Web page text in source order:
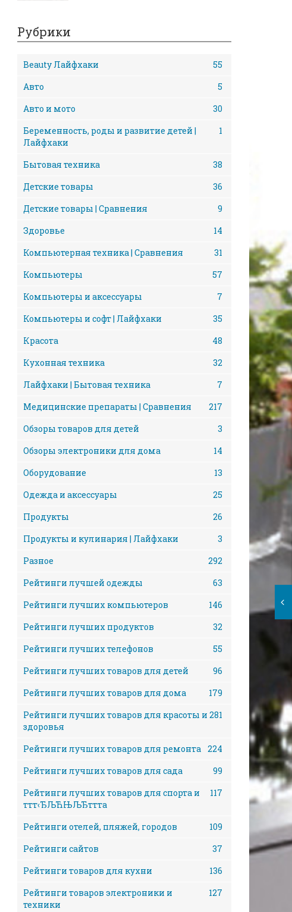
Рубрики
Beauty Лайфхаки
55
Авто
5
Авто и мото
30
Беременность, роды и развитие детей |
Лайфхаки
1
Бытовая техника
38
Детские товары
36
Детские товары | Сравнения
9
Здоровье
14
Компьютерная техника | Сравнения
31
Компьютеры
57
Компьютеры и аксессуары
7
Компьютеры и софт | Лайфхаки
35
Красота
48
Кухонная техника
32
Лайфхаки | Бытовая техника
7
Медицинские препараты | Сравнения
217
Обзоры товаров для детей
3
Обзоры электроники для дома
14
Оборудование
13
Одежда и аксессуары
25
Продукты
26
Продукты и кулинария | Лайфхаки
3
Разное
292
Рейтинги лучшей одежды
63
Рейтинги лучших компьютеров
146
Рейтинги лучших продуктов
32
Рейтинги лучших телефонов
55
Рейтинги лучших товаров для детей
96
Рейтинги лучших товаров для дома
179
Рейтинги лучших товаров для красоты и
здоровья
281
Рейтинги лучших товаров для ремонта 224
Рейтинги лучших товаров для сада
99
Рейтинги лучших товаров для спорта и
ттт‹ЂЉЋЊЉЂттта
117
Рейтинги отелей, пляжей, городов
109
Рейтинги сайтов
37
Рейтинги товаров для кухни
136
Рейтинги товаров электроники и
техники
127